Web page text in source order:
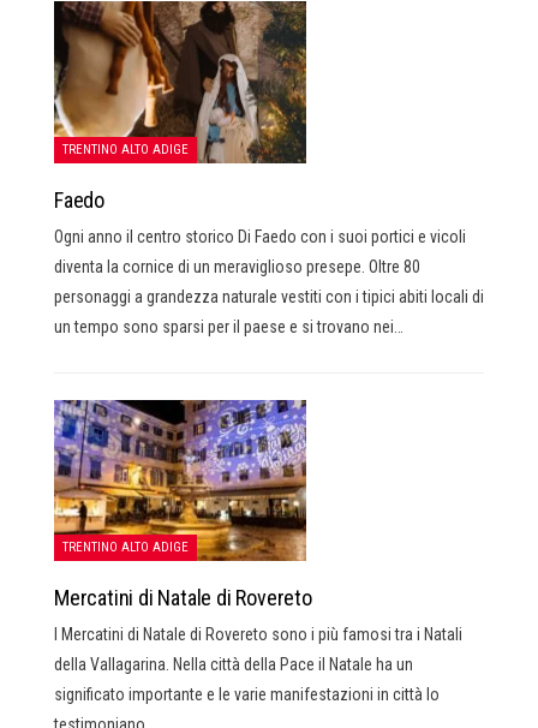
TRENTINO ALTO ADIGE
Faedo
Ogni anno il centro storico Di Faedo con i suoi portici e vicoli
diventa la cornice di un meraviglioso presepe. Oltre 80
personaggi a grandezza naturale vestiti con i tipici abiti locali di
un tempo sono sparsi per il paese e si trovano nei…
TRENTINO ALTO ADIGE
Mercatini di Natale di Rovereto
I Mercatini di Natale di Rovereto sono i più famosi tra i Natali
della Vallagarina. Nella città della Pace il Natale ha un
significato importante e le varie manifestazioni in città lo